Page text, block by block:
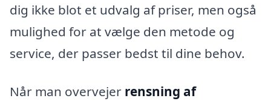
dig ikke blot et udvalg af priser, men også
mulighed for at vælge den metode og
service, der passer bedst til dine behov.
Når man overvejer rensning af